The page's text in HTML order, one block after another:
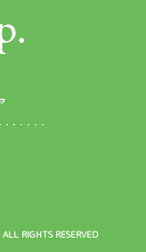
RIGHTS RESERVED